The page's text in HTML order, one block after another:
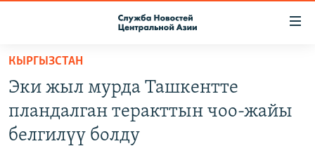
Вернуться
основному
содержанию
Вернутся
КОНТАКТЫ
КЫРГЫЗСТАН
Эки жыл мурда Ташкентте
пландалган теракттын чоо-жайы
белгилүү болду